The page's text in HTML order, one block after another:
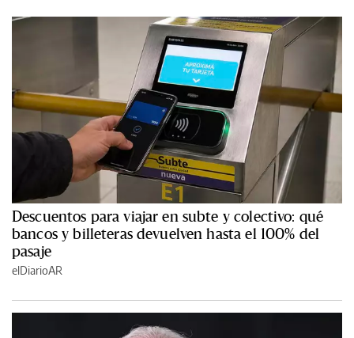
Descuentos para viajar en subte y colectivo: qué
bancos y billeteras devuelven hasta el 100% del
pasaje
elDiarioAR